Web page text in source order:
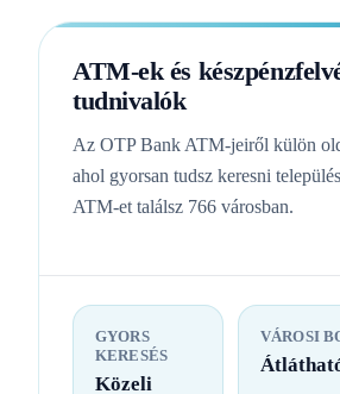
ATM-ek és
tudnivalók
Az OTP Bank ATM-jeiről külön
ahol gyorsan tudsz keresni
ATM-et találsz 766 városban.
GYORS
KERESÉS
Közeli
VÁROSI